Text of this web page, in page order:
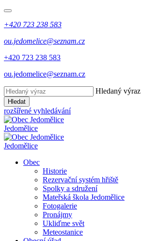
+420 723 238 583
ou.jedomelice@seznam.cz
+420 723 238 583
ou.jedomelice@seznam.cz
Hledaný výraz
Hledat
rozšířené vyhledávání
Jedomělice
Jedomělice
Obec
Historie
Rezervační systém hřiště
Spolky a sdružení
Mateřská škola Jedomělice
Fotogalerie
Pronájmy
Ukliďme svět
Meteostanice